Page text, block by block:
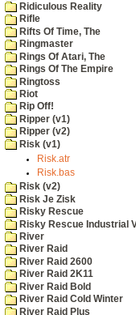
Ridiculous Reality
Rifle
Rifts Of Time, The
Ringmaster
Rings Of Atari, The
Rings Of The Empire
Ringtoss
Riot
Rip Off!
Ripper (v1)
Ripper (v2)
Risk (v1)
Risk.atr
Risk.bas
Risk (v2)
Risk Je Zisk
Risky Rescue
Risky Rescue Industrial
River
River Raid
River Raid 2600
River Raid 2K11
River Raid Bold
River Raid Cold Winter
River Raid Plus